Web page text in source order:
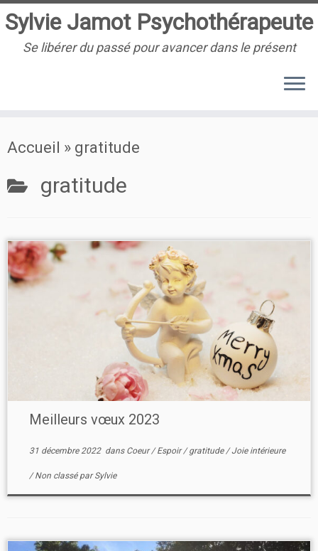
au
contenu
Sylvie Jamot Psychothérapeute
Se libérer du passé pour avancer dans le présent
Accueil » gratitude
gratitude
Meilleurs vœux 2023
31 décembre 2022dans Coeur/Espoir/gratitude/Joie intérieure
/Non classé parSylvie